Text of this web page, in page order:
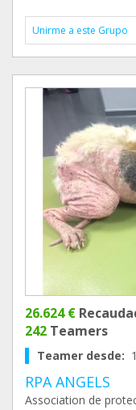
Unirme a este Grupo
26.624 €
242 Teamers
Teamer desde:
RPA ANGELS
Association de